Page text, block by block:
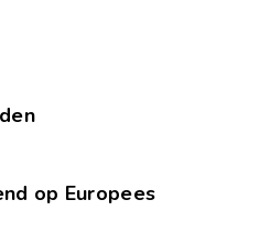
op Europees